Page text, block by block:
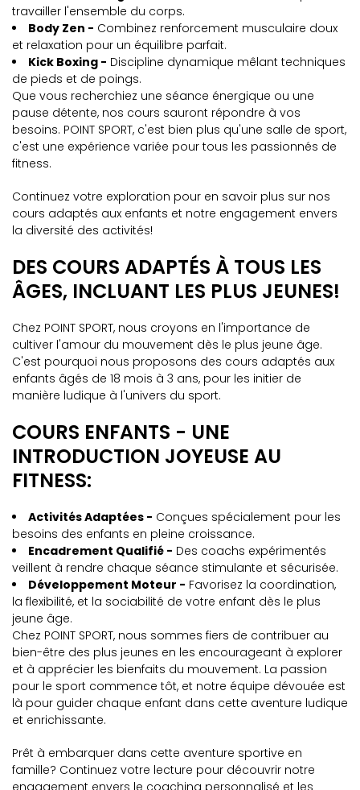
travailler l'ensemble du corps.
Body Zen - Combinez renforcement musculaire doux
et relaxation pour un équilibre parfait.
Kick Boxing - Discipline dynamique mêlant techniques
de pieds et de poings.
Que vous recherchiez une séance énergique ou une
pause détente, nos cours sauront répondre à vos
besoins. POINT SPORT, c'est bien plus qu'une salle de sport,
c'est une expérience variée pour tous les passionnés de
fitness.
Continuez votre exploration pour en savoir plus sur nos
cours adaptés aux enfants et notre engagement envers
la diversité des activités!
DES COURS ADAPTÉS À TOUS LES
ÂGES, INCLUANT LES PLUS JEUNES!
Chez POINT SPORT, nous croyons en l'importance de
cultiver l'amour du mouvement dès le plus jeune âge.
C'est pourquoi nous proposons des cours adaptés aux
enfants âgés de 18 mois à 3 ans, pour les initier de
manière ludique à l'univers du sport.
COURS ENFANTS - UNE
INTRODUCTION JOYEUSE AU
FITNESS:
Activités Adaptées - Conçues spécialement pour les
besoins des enfants en pleine croissance.
Encadrement Qualifié - Des coachs expérimentés
veillent à rendre chaque séance stimulante et sécurisée.
Développement Moteur - Favorisez la coordination,
la flexibilité, et la sociabilité de votre enfant dès le plus
jeune âge.
Chez POINT SPORT, nous sommes fiers de contribuer au
bien-être des plus jeunes en les encourageant à explorer
et à apprécier les bienfaits du mouvement. La passion
pour le sport commence tôt, et notre équipe dévouée est
là pour guider chaque enfant dans cette aventure ludique
et enrichissante.
Prêt à embarquer dans cette aventure sportive en
famille? Continuez votre lecture pour découvrir notre
engagement envers le coaching personnalisé et les